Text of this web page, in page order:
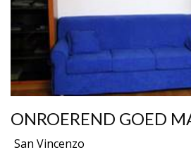
ONROEREND GOED
San Vincenzo